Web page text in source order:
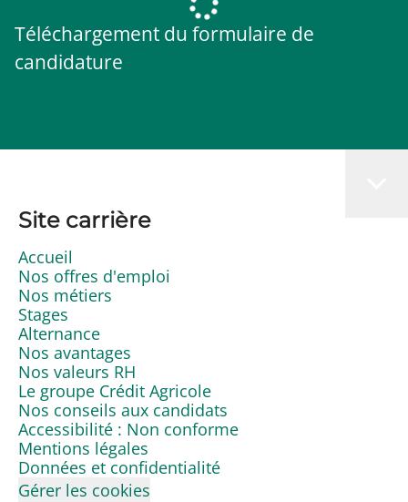
Téléchargement du formulaire de
candidature
Site carrière
Accueil
Nos offres d'emploi
Nos métiers
Stages
Alternance
Nos avantages
Nos valeurs RH
Le groupe Crédit Agricole
Nos conseils aux candidats
Accessibilité : Non conforme
Mentions légales
Données et confidentialité
Gérer les cookies